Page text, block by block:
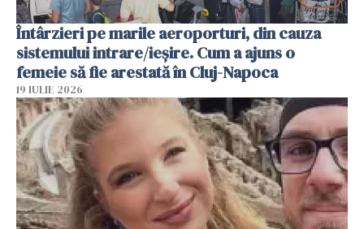
Întârzieri pe marile aeroporturi, din cauza
sistemului intrare/ieșire. Cum a ajuns o
femeie să fie arestată în Cluj-Napoca
19 IULIE 2026